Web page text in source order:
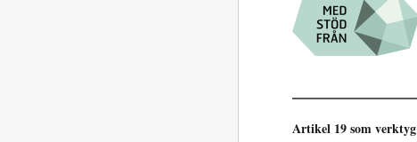
Artikel 19 som verktyg